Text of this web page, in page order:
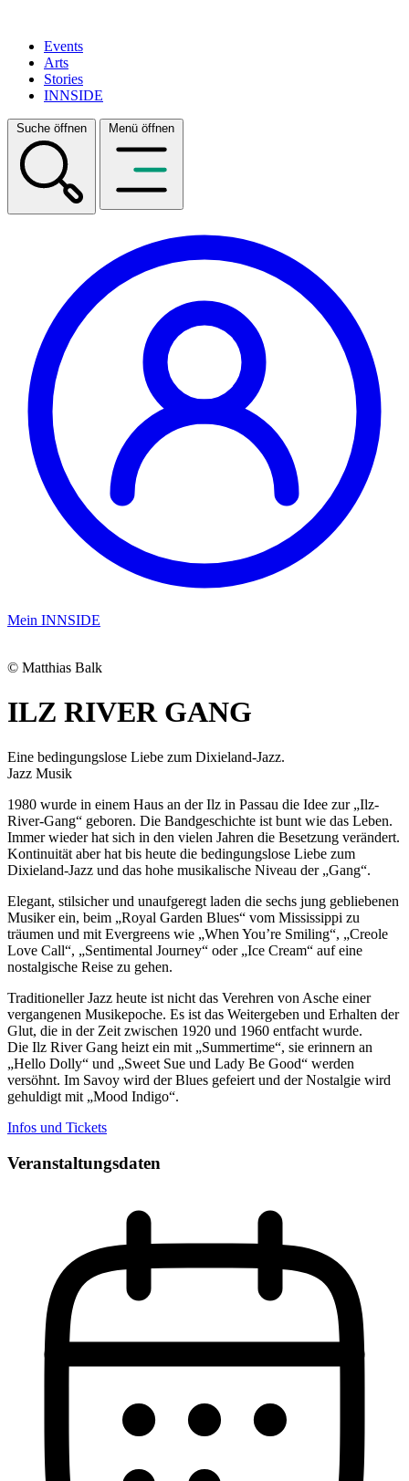
Events
Arts
Stories
INNSIDE
Suche öffnen Menü öffnen
Mein INNSIDE
© Matthias Balk
ILZ RIVER GANG
Eine bedingungslose Liebe zum Dixieland-Jazz.
Jazz Musik
1980 wurde in einem Haus an der Ilz in Passau die Idee zur „Ilz-
River-Gang“ geboren. Die Bandgeschichte ist bunt wie das Leben.
Immer wieder hat sich in den vielen Jahren die Besetzung verändert.
Kontinuität aber hat bis heute die bedingungslose Liebe zum
Dixieland-Jazz und das hohe musikalische Niveau der „Gang“.
Elegant, stilsicher und unaufgeregt laden die sechs jung gebliebenen
Musiker ein, beim „Royal Garden Blues“ vom Mississippi zu
träumen und mit Evergreens wie „When You’re Smiling“, „Creole
Love Call“, „Sentimental Journey“ oder „Ice Cream“ auf eine
nostalgische Reise zu gehen.
Traditioneller Jazz heute ist nicht das Verehren von Asche einer
vergangenen Musikepoche. Es ist das Weitergeben und Erhalten der
Glut, die in der Zeit zwischen 1920 und 1960 entfacht wurde.
Die Ilz River Gang heizt ein mit „Summertime“, sie erinnern an
„Hello Dolly“ und „Sweet Sue und Lady Be Good“ werden
versöhnt. Im Savoy wird der Blues gefeiert und der Nostalgie wird
gehuldigt mit „Mood Indigo“.
Infos und Tickets
Veranstaltungsdaten